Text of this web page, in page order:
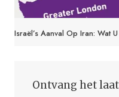
Israël’s Aanval Op Iran: Wat
Ontvang het